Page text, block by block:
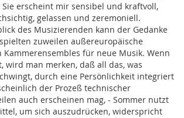
Sie erscheint mir sensibel und kraftvoll,
gelassen und zeremoniell.
des Musizierenden kann der Gedanke
zuweilen außereuropäische
Kammerensembles für neue Musik. Wenn
wird man merken, daß all das, was
durch eine Persönlichkeit integriert
der Prozeß technischer
auch erscheinen mag, - Sommer nutzt
um sich auszudrücken, widerspricht